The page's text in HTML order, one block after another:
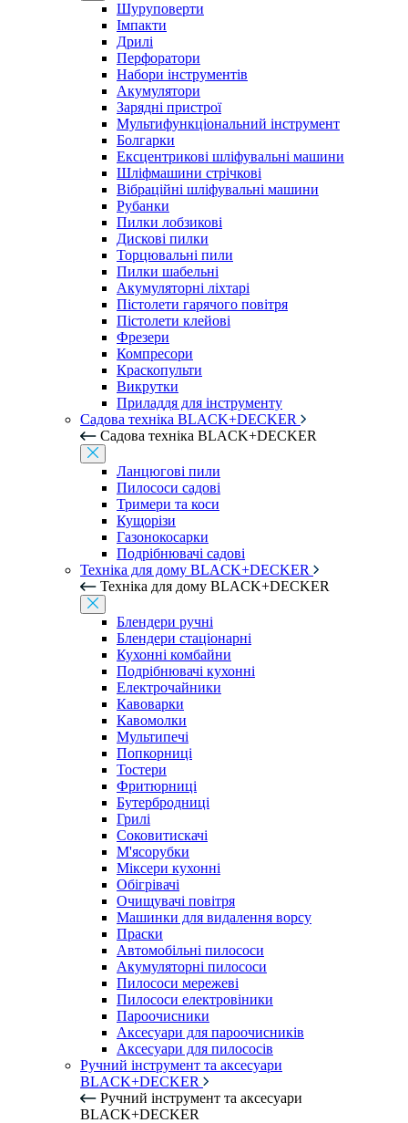
Шуруповерти
Імпакти
Дрилі
Перфоратори
Набори інструментів
Акумулятори
Зарядні пристрої
Мультифункціональний інструмент
Болгарки
Ексцентрикові шліфувальні машини
Шліфмашини стрічкові
Вібраційні шліфувальні машини
Рубанки
Пилки лобзикові
Дискові пилки
Торцювальні пили
Пилки шабельні
Акумуляторні ліхтарі
Пістолети гарячого повітря
Пістолети клейові
Фрезери
Компресори
Краскопульти
Викрутки
Приладдя для інструменту
Садова техніка BLACK+DECKER
Садова техніка BLACK+DECKER
Ланцюгові пили
Пилососи садові
Тримери та коси
Кущорізи
Газонокосарки
Подрібнювачі садові
Техніка для дому BLACK+DECKER
Техніка для дому BLACK+DECKER
Блендери ручні
Блендери стаціонарні
Кухонні комбайни
Подрібнювачі кухонні
Електрочайники
Кавоварки
Кавомолки
Мультипечі
Попкорниці
Тостери
Фритюрниці
Бутербродниці
Грилі
Соковитискачі
М'ясорубки
Міксери кухонні
Обігрівачі
Очищувачі повітря
Машинки для видалення ворсу
Праски
Автомобільні пилососи
Акумуляторні пилососи
Пилососи мережеві
Пилососи електровіники
Пароочисники
Аксесуари для пароочисників
Аксесуари для пилососів
Ручний інструмент та аксесуари
BLACK+DECKER
Ручний інструмент та аксесуари
BLACK+DECKER